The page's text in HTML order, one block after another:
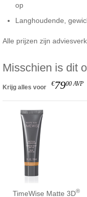
op
Langhoudende,
Alle prijzen zijn
Misschien is dit
Krijg alles voor €7900 AVP
TimeWise Matte 3D®